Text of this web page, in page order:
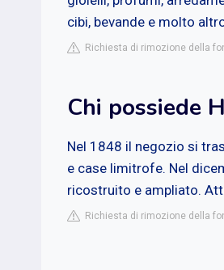
cibi, bevande e molto
Richiesta di rimozione della
Chi possiede
Nel 1848 il negozio si
e case limitrofe. Nel
ricostruito e ampliato.
Richiesta di rimozione della